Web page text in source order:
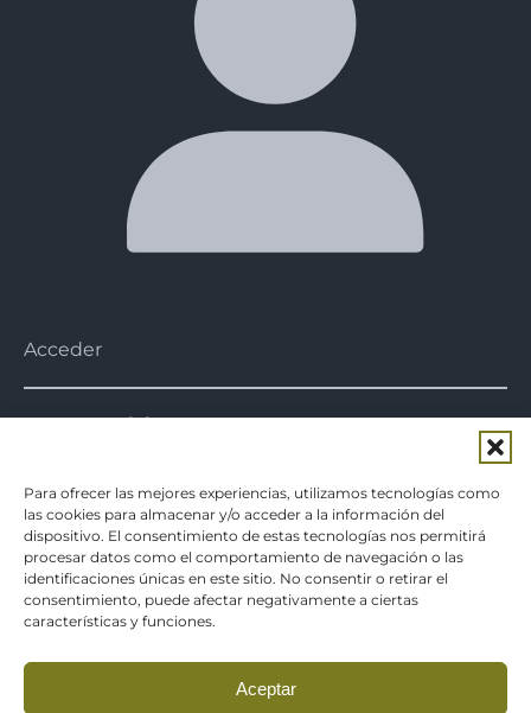
Para ofrecer las mejores experiencias, utilizamos tecnologías como
las cookies para almacenar y/o acceder a la información del
dispositivo. El consentimiento de estas tecnologías nos permitirá
procesar datos como el comportamiento de navegación o las
identificaciones únicas en este sitio. No consentir o retirar el
consentimiento, puede afectar negativamente a ciertas
características y funciones.
Aceptar
Acceder
Nuestra misión
preparados de gran calidad a la vez que
saludables, fomentando cada vez más el producto
local.
Aviso legal